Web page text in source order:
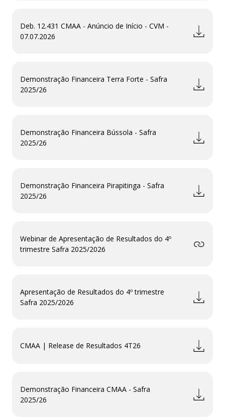
Deb. 12.431 CMAA - Anúncio de Início - CVM -
07.07.2026
Demonstração Financeira Terra Forte - Safra
2025/26
Demonstração Financeira Bússola - Safra
2025/26
Demonstração Financeira Pirapitinga - Safra
2025/26
Webinar de Apresentação de Resultados do 4º
trimestre Safra 2025/2026
Apresentação de Resultados do 4º trimestre
Safra 2025/2026
CMAA | Release de Resultados 4T26
Demonstração Financeira CMAA - Safra
2025/26